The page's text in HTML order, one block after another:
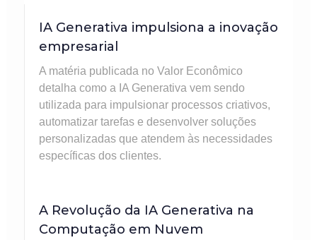
IA Generativa impulsiona a inovação
empresarial
A matéria publicada no Valor Econômico
detalha como a IA Generativa vem sendo
utilizada para impulsionar processos criativos,
automatizar tarefas e desenvolver soluções
personalizadas que atendem às necessidades
específicas dos clientes.
A Revolução da IA Generativa na
Computação em Nuvem